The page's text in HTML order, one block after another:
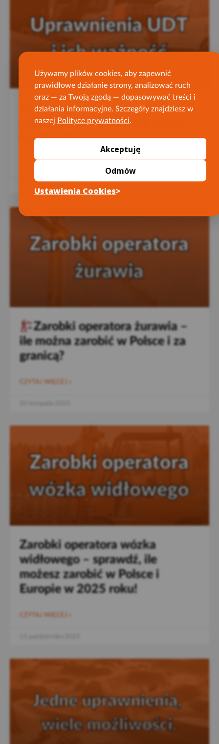
Używamy plików cookies, aby zapewnić
prawidłowe działanie strony, analizować ruch
oraz — za Twoją zgodą — dopasowywać treści i
działania informacyjne. Szczegóły znajdziesz w
naszej Polityce prywatności
Akceptuję
Odmów
Ustawienia Cookies
Uprawnienia UDT – ważność,
przedłużenie i co zrobić, by ich
nie stracić
CZYTAJ WIĘCEJ »
Zarobki operatora żurawia –
ile można zarobić w Polsce i za
granicą?
CZYTAJ WIĘCEJ »
Zarobki operatora wózka
widłowego – sprawdź, ile
możesz zarobić w Polsce i
Europie w 2025 roku!
CZYTAJ WIĘCEJ »